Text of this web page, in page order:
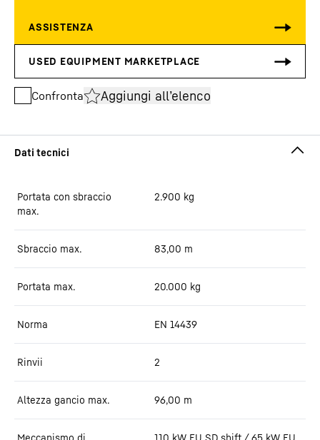
Confronta Aggiungi all’elenco
Portata con sbraccio
max.
2.900 kg
Sbraccio max. 83,00 m
Portata max. 20.000 kg
Norma EN 14439
Rinvii 2
Altezza gancio max. 96,00 m
Meccanismo di
110 kW FU SD.shift / 65 kW FU